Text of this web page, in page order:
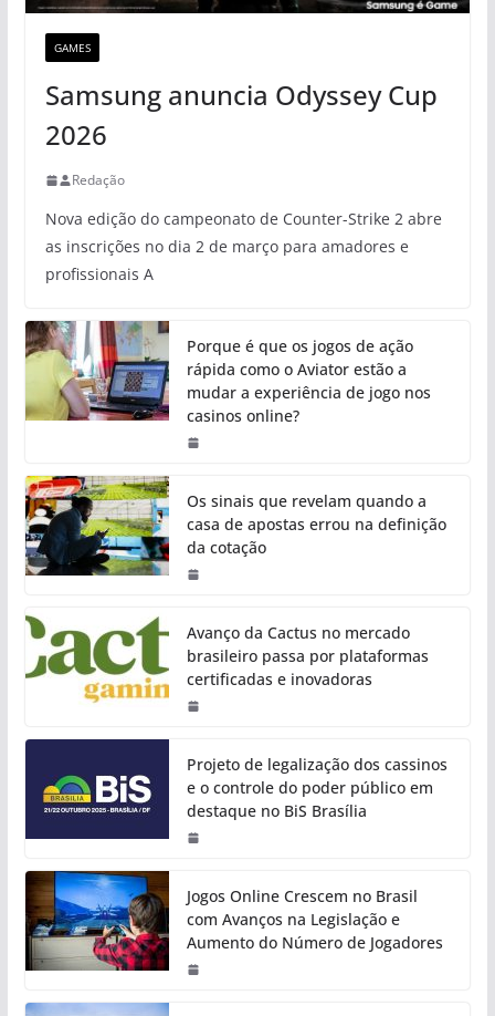
GAMES
Samsung anuncia Odyssey Cup
2026
Redação
Nova edição do campeonato de Counter-Strike 2 abre
as inscrições no dia 2 de março para amadores e
profissionais A
Porque é que os jogos de ação
rápida como o Aviator estão a
mudar a experiência de jogo nos
casinos online?
Os sinais que revelam quando a
casa de apostas errou na definição
da cotação
Avanço da Cactus no mercado
brasileiro passa por plataformas
certificadas e inovadoras
Projeto de legalização dos cassinos
e o controle do poder público em
destaque no BiS Brasília
Jogos Online Crescem no Brasil
com Avanços na Legislação e
Aumento do Número de Jogadores